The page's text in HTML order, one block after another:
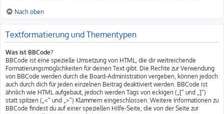
Nach oben
Textformatierung und Thementypen
Was ist BBCode?
BBCode ist eine spezielle Umsetzung von HTML, die dir weitreichende
Formatierungsmöglichkeiten für deinen Text gibt. Die Rechte zur Verwendung
von BBCode werden durch die Board-Administration vergeben, können jedoch
auch durch dich für jeden einzelnen Beitrag deaktiviert werden. BBCode ist
ähnlich wie HTML aufgebaut, jedoch werden Tags von eckigen („[“ und „]“)
statt spitzen („<“ und „>“) Klammern eingeschlossen. Weitere Informationen zu
BBCode findest du auf einer speziellen Hilfe-Seite, die von der Seite zur